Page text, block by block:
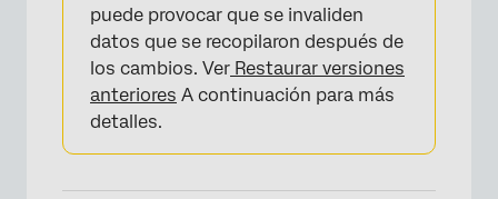
×
puede provocar que se invaliden
datos que se recopilaron después de
los cambios. Ver Restaurar versiones
anteriores A continuación para más
detalles.